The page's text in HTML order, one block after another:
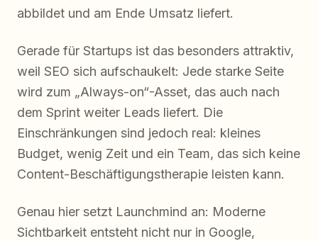
abbildet und am Ende Umsatz liefert.
Gerade für Startups ist das besonders attraktiv,
weil SEO sich aufschaukelt: Jede starke Seite
wird zum „Always-on“-Asset, das auch nach
dem Sprint weiter Leads liefert. Die
Einschränkungen sind jedoch real: kleines
Budget, wenig Zeit und ein Team, das sich keine
Content-Beschäftigungstherapie leisten kann.
Genau hier setzt Launchmind an: Moderne
Sichtbarkeit entsteht nicht nur in Google,